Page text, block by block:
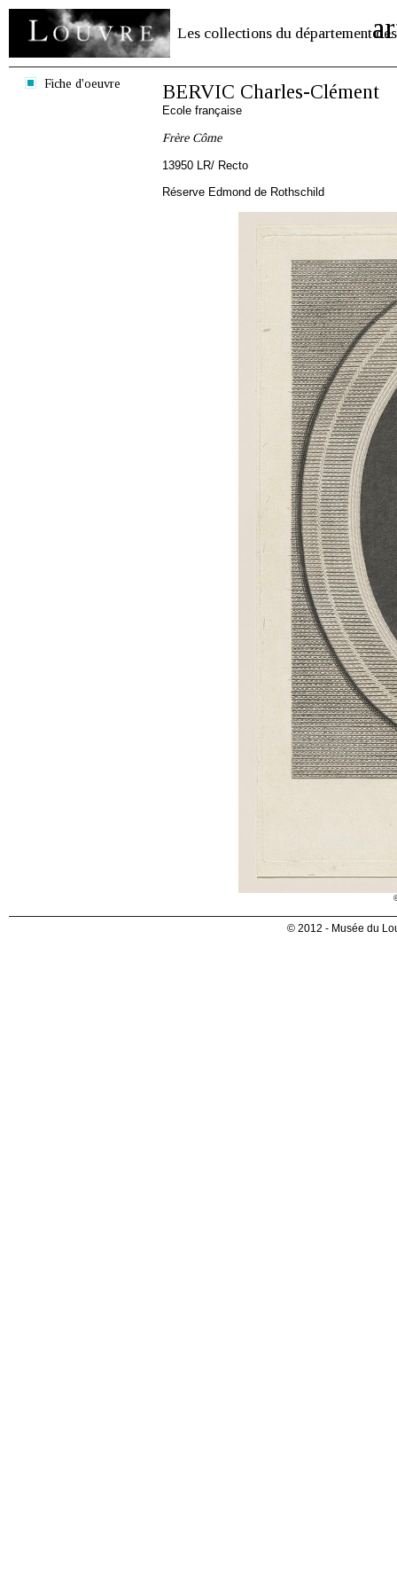
Les collections du département des
Fiche d'oeuvre BERVIC Charles-Clément
Ecole française
Frère Côme
13950 LR/ Recto
Réserve Edmond de Rothschild
© 2012 - Musée du